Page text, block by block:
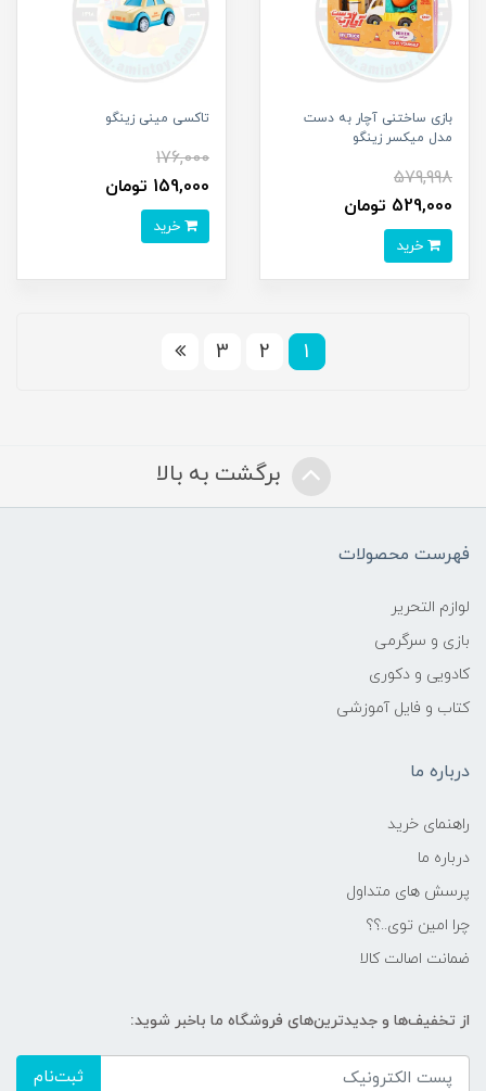
بازی ساختنی آچار به دست
مدل میکسر زینگو
579,998
529,000 تومان
تاکسی مینی زینگو
176,000
159,000 تومان
1
2
3
برگشت به بالا
فهرست محصولات
لوازم التحریر
بازی و سرگرمی
کادویی و دکوری
کتاب و فایل آموزشی
درباره ما
راهنمای خرید
درباره ما
پرسش های متداول
چرا امین توی..؟؟
ضمانت اصالت کالا
از تخفیف‌ها و جدیدترین‌های فروشگاه ما باخبر شوید:
ثبت‌نام